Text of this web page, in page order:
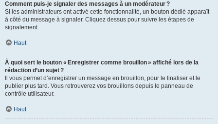
Comment puis-je signaler des messages à un modérateur ?
Si les administrateurs ont activé cette fonctionnalité, un bouton dédié apparaît
à côté du message à signaler. Cliquez dessus pour suivre les étapes de
signalement.
Haut
À quoi sert le bouton « Enregistrer comme brouillon » affiché lors de la
rédaction d’un sujet ?
Il vous permet d’enregistrer un message en brouillon, pour le finaliser et le
publier plus tard. Vous retrouverez vos brouillons depuis le panneau de
contrôle utilisateur.
Haut